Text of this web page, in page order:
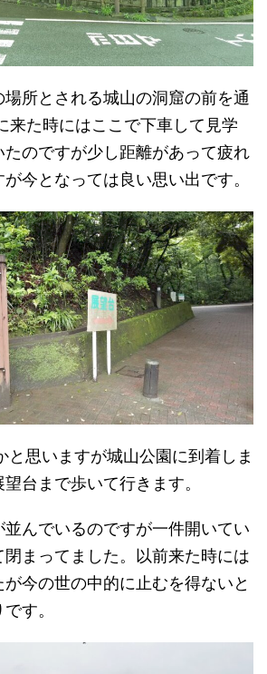
所とされる城山の洞窟の前を通
来た時にはここで下車して見学
のですが少し距離があって疲れ
今となっては良い思い出です。
と思いますが城山公園に到着しま
台まで歩いて行きます。
んでいるのですが一件開いてい
閉まってました。以前来た時には
今の世の中的に止むを得ないと
す。